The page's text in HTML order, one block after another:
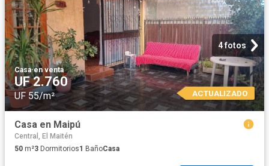
4 fotos
Casa·en venta
UF 2.760
UF 55/m² ACTUALIZADO
Casa en Maipú
Central, El Maitén
50 m²3 Dormitorios1 BañoCasa